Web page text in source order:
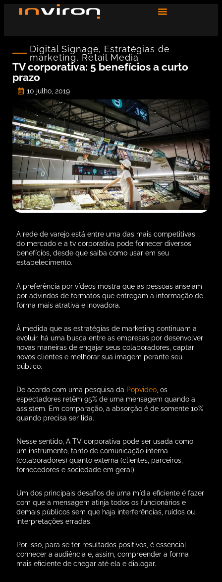
Digital Signage, Estratégias de
marketing, Retail Media
TV corporativa: 5 benefícios a curto
prazo
10 julho, 2019
A rede de varejo está entre uma das mais competitivas
do mercado e a tv corporativa pode fornecer diversos
benefícios, desde que saiba como usar em seu
estabelecimento.
A preferência por vídeos mostra que as pessoas anseiam
por advindos de formatos que entregam a informação de
forma mais atrativa e inovadora.
À medida que as estratégias de marketing continuam a
evoluir, há uma busca entre as empresas por desenvolver
novas maneiras de engajar seus colaboradores, captar
novos clientes e melhorar sua imagem perante seu
público.
De acordo com uma pesquisa da Popvideo , os
espectadores retêm 95% de uma mensagem quando a
assistem. Em comparação, a absorção é de somente 10%
quando precisa ser lida.
Nesse sentido, A TV corporativa pode ser usada como
um instrumento, tanto de comunicação interna
(colaboradores) quanto externa (clientes, parceiros,
fornecedores e sociedade em geral).
Um dos principais desafios de uma mídia eficiente é fazer
com que a mensagem atinja todos os funcionários e
demais públicos sem que haja interferências, ruídos ou
interpretações erradas.
Por isso, para se ter resultados positivos, é essencial
conhecer a audiência e, assim, compreender a forma
mais eficiente de chegar até ela e dialogar.